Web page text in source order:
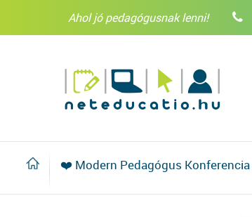
Ahol jó pedagógusnak lenni!
❤️ Modern Pedagógus Konferencia